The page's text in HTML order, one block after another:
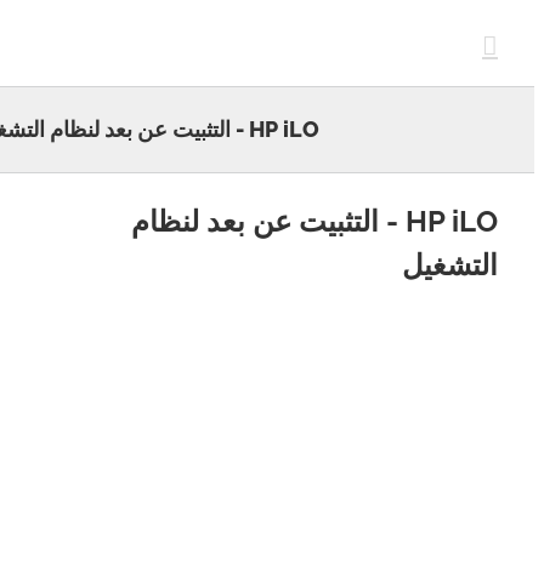
HP iLO - التثبيت عن بعد لنظام التشغيل
HP iLO - التثبيت عن بعد لنظام